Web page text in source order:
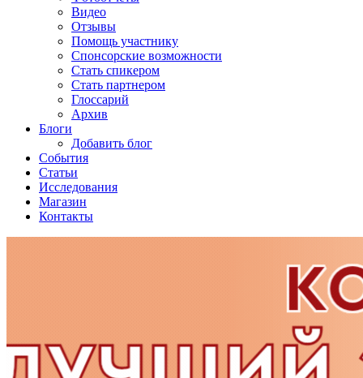
Видео
Отзывы
Помощь участнику
Спонсорские возможности
Стать спикером
Стать партнером
Глоссарий
Архив
Блоги
Добавить блог
События
Статьи
Исследования
Магазин
Контакты